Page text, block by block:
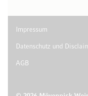
Impressum
Datenschutz und
AGB
Abmeldung jederzeit